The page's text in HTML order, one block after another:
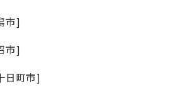
市]
市]
日町市]